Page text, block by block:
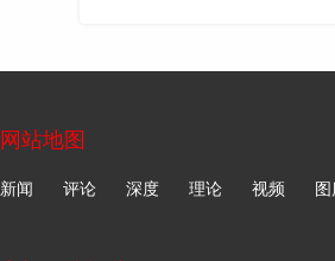
网站地图
新闻 评论 深度 理论 视频